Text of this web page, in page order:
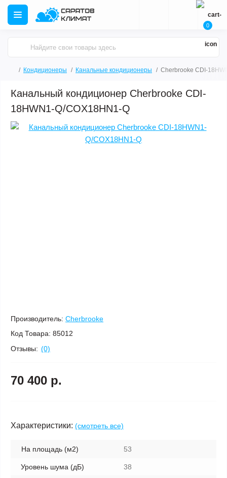
0
Кондиционеры Канальные кондиционеры Cherbrooke CDI-
Канальный кондиционер Cherbrooke CDI-
18HWN1-Q/COX18HN1-Q
Производитель: Cherbrooke
Код Товара: 85012
Отзывы: (0)
70 400 р.
Характеристики: (смотреть все)
На площадь (м2) 53
Уровень шума (дБ) 38